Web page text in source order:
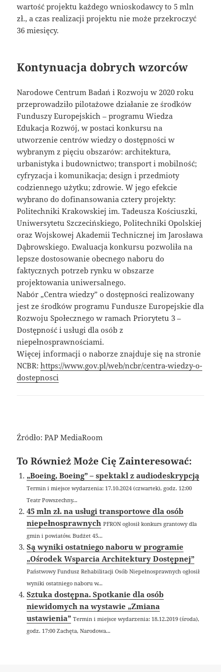
wartość projektu każdego wnioskodawcy to 5 mln
zł., a czas realizacji projektu nie może przekroczyć
36 miesięcy.
Kontynuacja dobrych wzorców
Narodowe Centrum Badań i Rozwoju w 2020 roku
przeprowadziło pilotażowe działanie ze środków
Funduszy Europejskich – programu Wiedza
Edukacja Rozwój, w postaci konkursu na
utworzenie centrów wiedzy o dostępności w
wybranym z pięciu obszarów: architektura,
urbanistyka i budownictwo; transport i mobilność;
cyfryzacja i komunikacja; design i przedmioty
codziennego użytku; zdrowie. W jego efekcie
wybrano do dofinansowania cztery projekty:
Politechniki Krakowskiej im. Tadeusza Kościuszki,
Uniwersytetu Szczecińskiego, Politechniki Opolskiej
oraz Wojskowej Akademii Technicznej im Jarosława
Dąbrowskiego. Ewaluacja konkursu pozwoliła na
lepsze dostosowanie obecnego naboru do
faktycznych potrzeb rynku w obszarze
projektowania uniwersalnego.
Nabór „Centra wiedzy” o dostępności realizowany
jest ze środków programu Fundusze Europejskie dla
Rozwoju Społecznego w ramach Priorytetu 3 –
Dostępność i usługi dla osób z
niepełnosprawnościami.
Więcej informacji o naborze znajduje się na stronie
NCBR:https://www.gov.pl/web/ncbr/centra-wiedzy-o-
dostepnosci
Źródło: PAP MediaRoom
To Również Może Cię Zainteresować:
„Boeing, Boeing” – spektakl z audiodeskrypcją
Termin i miejsce wydarzenia: 17.10.2024 (czwartek), godz. 12:00
Teatr Powszechny...
45 mln zł. na usługi transportowe dla osób
niepełnosprawnych PFRON ogłosił konkurs grantowy dla
gmin i powiatów. Budżet 45...
Są wyniki ostatniego naboru w programie
„Ośrodek Wsparcia Architektury Dostępnej”
Państwowy Fundusz Rehabilitacji Osób Niepełnosprawnych ogłosił
wyniki ostatniego naboru w...
Sztuka dostępna. Spotkanie dla osób
niewidomych na wystawie „Zmiana
ustawienia” Termin i miejsce wydarzenia: 18.12.2019 (środa),
godz. 17:00 Zachęta, Narodowa...